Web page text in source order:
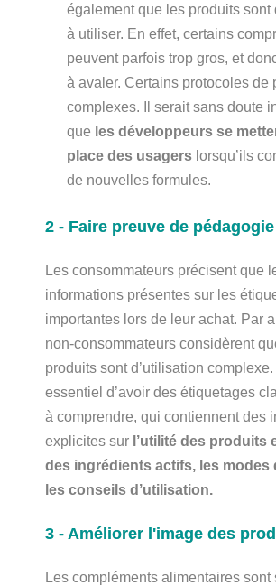
également que les produits sont
à utiliser. En effet, certains
peuvent parfois trop gros, et
à avaler. Certains protocoles de
complexes. Il serait sans doute
que les développeurs se
place des usagers lorsqu’ils
de nouvelles formules.
2 - Faire preuve de pédagogie
Les consommateurs précisent que
informations présentes sur les
importantes lors de leur achat. Par
non-consommateurs considèrent
produits sont d’utilisation
essentiel d’avoir des étiquetages
à comprendre, qui contiennent des
explicites sur l’utilité des produits
des ingrédients actifs, les modes
les conseils d’utilisation.
3 - Améliorer l'image des
Les compléments alimentaires sont